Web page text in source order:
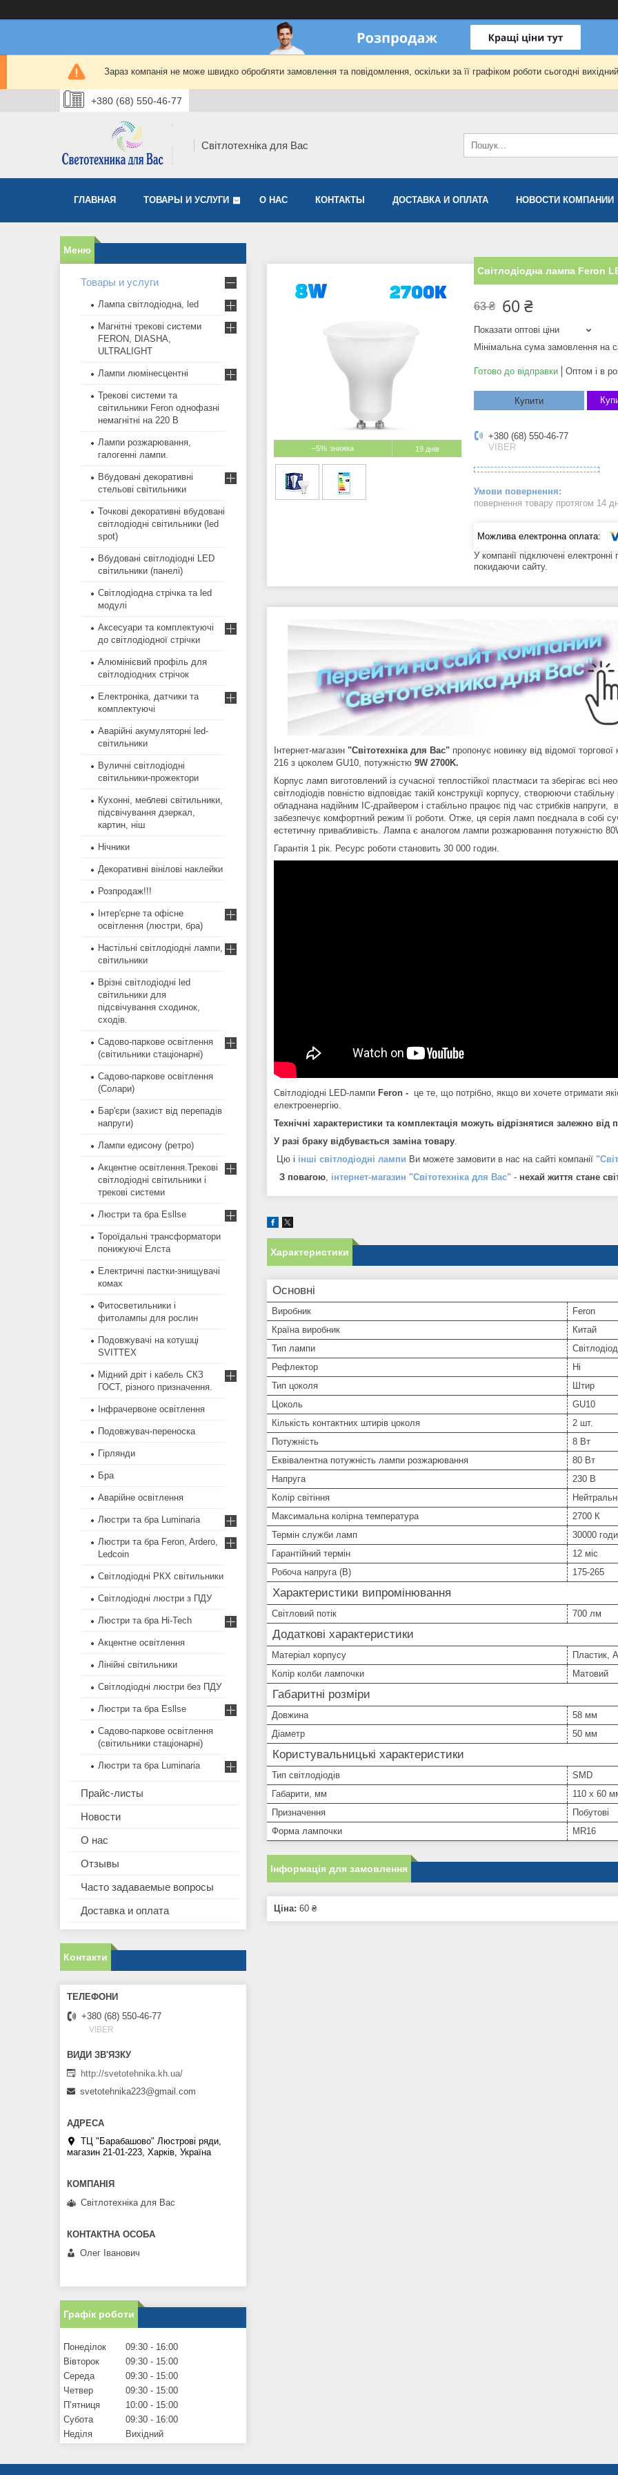
Зараз компанія не може швидко обробляти замовлення та повідомлення, оскільки за її графіком роботи сьогодні
+380 (68) 550-46-77
Світлотехніка для Вас
ГЛАВНАЯ ТОВАРЫ И УСЛУГИ О НАС КОНТАКТЫ ДОСТАВКА И ОПЛАТА НОВОСТИ КОМПАНИИ
–5% 19 днів
Світлодіодна лампа Feron
63 ₴ 60 ₴
Показати оптові ціни
Мінімальна сума замовлення на
Готово до відправки Оптом і в
Купити
+380 (68) 550-46-77
VIBER
повернення товару протягом 14
У компанії підключені
покидаючи сайту.
Інтернет-магазин "Світотехніка для Вас" пропонує новинку від відомої торгової
216 з цоколем GU10, потужністю 9W 2700K.
Корпус ламп виготовлений із сучасної теплостійкої пластмаси та зберігає всі
світлодіодів повністю відповідає такій конструкції корпусу, створюючи
обладнана надійним IC-драйвером і стабільно працює під час стрибків
забезпечує комфортний режим її роботи. Отже, ця серія ламп поєднала в собі
естетичну привабливість. Лампа є аналогом лампи розжарювання потужністю
Гарантія 1 рік. Ресурс роботи становить 30 000 годин.
Світлодіодні LED-лампи Feron - це те, що потрібно, якщо ви хочете отримати
електроенергію.
Технічні характеристики та комплектація можуть відрізнятися залежно від
У разі браку відбувається заміна товару
Цю і інші світлодіодні лампи Ви можете замовити в нас на сайті компанії
З повагою інтернет-магазин "Світотехніка для Вас" - нехай життя стане
Характеристики
Основні
Виробник
Feron
Країна виробник
Китай
Тип лампи
Рефлектор
Ні
Тип цоколя
Штир
Цоколь
GU10
Кількість контактних штирів цоколя
2 шт.
Потужність
8 Вт
Еквівалентна потужність лампи розжарювання
80 Вт
Напруга
230 В
Колір світіння
Максимальна колірна температура
2700 К
Термін служби ламп
30000
Гарантійний термін
12 міс
Робоча напруга (В)
175-265
Характеристики випромінювання
Світловий потік 700 лм
Додаткові характеристики
Матеріал корпусу
Пластик,
Колір колби лампочки
Матовий
Габаритні розміри
Довжина
58 мм
Діаметр
50 мм
Користувальницькі характеристики
Тип світлодіодів
SMD
Габарити, мм
110 х 60
Призначення
Побутові
Форма лампочки
MR16
Інформація для замовлення
Ціна: 60 ₴
Товары и услуги
Лампа світлодіодна, led
Магнітні трекові системи
FERON, DIASHA,
ULTRALIGHT
Лампи люмінесцентні
Трекові системи та
світильники Feron однофазні
немагнітні на 220 В
Лампи розжарювання,
галогенні лампи.
Вбудовані декоративні
стельові світильники
Точкові декоративні вбудовані
світлодіодні світильники (led
spot)
Вбудовані світлодіодні LED
світильники (панелі)
Світлодіодна стрічка та led
модулі
Аксесуари та комплектуючі
до світлодіодної стрічки
Алюмінієвий профіль для
світлодіодних стрічок
Електроніка, датчики та
комплектуючі
Аварійні акумуляторні led-
світильники
Вуличні світлодіодні
світильники-прожектори
Кухонні, меблеві світильники,
підсвічування дзеркал,
картин, ніш
Нічники
Декоративні вінілові наклейки
Розпродаж!!!
Інтер'єрне та офісне
освітлення (люстри, бра)
Настільні світлодіодні лампи,
світильники
Врізні світлодіодні led
світильники для
підсвічування сходинок,
сходів.
Садово-паркове освітлення
(світильники стаціонарні)
Садово-паркове освітлення
(Солари)
Бар'єри (захист від перепадів
напруги)
Лампи едисону (ретро)
Акцентне освітлення.Трекові
світлодіодні світильники і
трекові системи
Люстри та бра Esllse
Тороїдальні трансформатори
понижуючі Елста
Електричні пастки-знищувачі
комах
Фитосветильники і
фитолампы для рослин
Подовжувачі на котушці
SVITTEX
Мідний дріт і кабель СКЗ
ГОСТ, різного призначення.
Інфрачервоне освітлення
Подовжувач-переноска
Гірлянди
Бра
Аварійне освітлення
Люстри та бра Luminaria
Люстри та бра Feron, Ardero,
Ledcoin
Світлодіодні РКХ світильники
Світлодіодні люстри з ПДУ
Люстри та бра Hi-Tech
Акцентне освітлення
Лінійні світильники
Світлодіодні люстри без ПДУ
Люстри та бра Esllse
Садово-паркове освітлення
(світильники стаціонарні)
Люстри та бра Luminaria
Прайс-листы
Новости
О нас
Отзывы
Часто задаваемые вопросы
Доставка и оплата
Контакти
+380 (68) 550-46-77
VIBER
http://svetotehnika.kh.ua/
svetotehnika223@gmail.com
ТЦ "Барабашово" Люстрові ряди,
магазин 21-01-223, Харків, Україна
Світлотехніка для Вас
Олег Іванович
Графік роботи
Понеділок 09:30
16:00
Вівторок
09:30
15:00
Середа
09:30
15:00
Четвер
09:30
15:00
Пʼятниця
10:00
15:00
Субота
09:30
16:00
Неділя
Вихідний